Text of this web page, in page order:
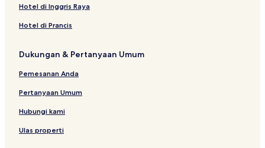
Hotel di Inggris Raya
Hotel di Prancis
Dukungan & Pertanyaan Umum
Pemesanan Anda
Pertanyaan Umum
Hubungi kami
Ulas properti